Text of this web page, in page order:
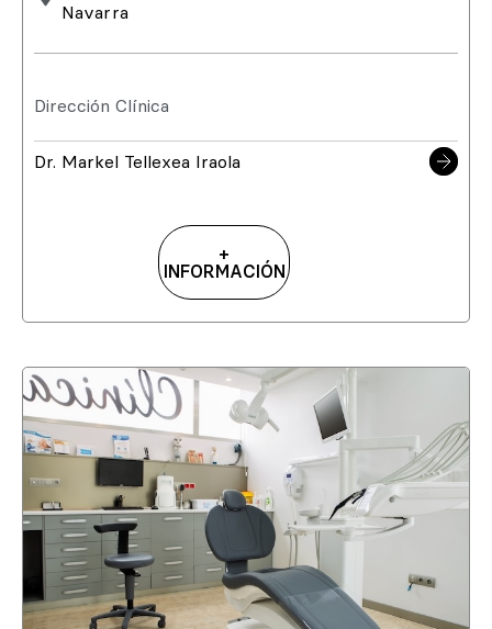
Navarra
Dirección Clínica
Dr. Markel Tellexea Iraola
+
INFORMACIÓN